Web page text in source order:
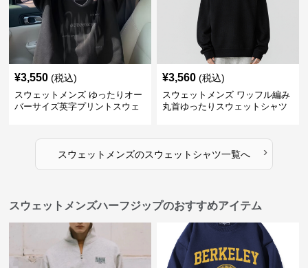
¥3,550 (税込)
スウェットメンズ ゆったりオー
バーサイズ英字プリントスウェ
¥3,560 (税込)
スウェットメンズ ワッフル編み
丸首ゆったりスウェットシャツ
スウェットメンズのスウェットシャツ一覧へ ›
スウェットメンズハーフジップのおすすめアイテム